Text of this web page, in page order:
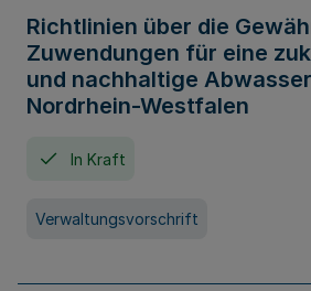
Richtlinien über die
Zuwendungen für eine
und nachhaltige
Nordrhein-Westfalen
In Kraft
Verwaltungsvorschrift